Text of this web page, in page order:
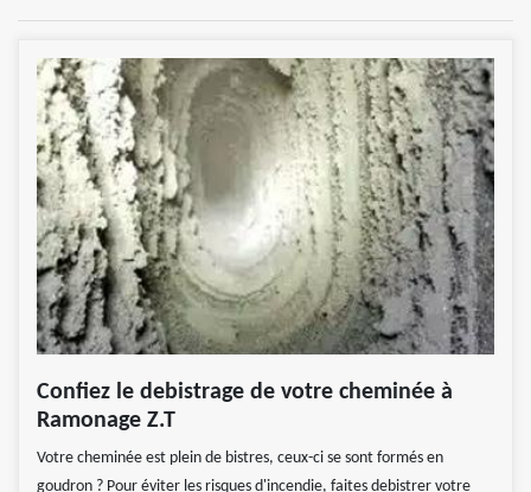
Confiez le debistrage de votre cheminée à
Ramonage Z.T
Votre cheminée est plein de bistres, ceux-ci se sont formés en
goudron ? Pour éviter les risques d'incendie, faites debistrer votre